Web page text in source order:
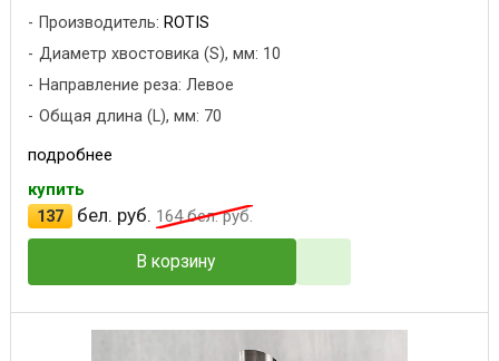
Производитель: ROTIS
Диаметр хвостовика (S), мм: 10
Направление реза: Левое
Общая длина (L), мм: 70
подробнее
купить
137
бел. руб. 164бел. руб.
В корзину